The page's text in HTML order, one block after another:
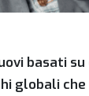
basati
globali